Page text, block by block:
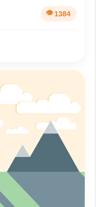
1384